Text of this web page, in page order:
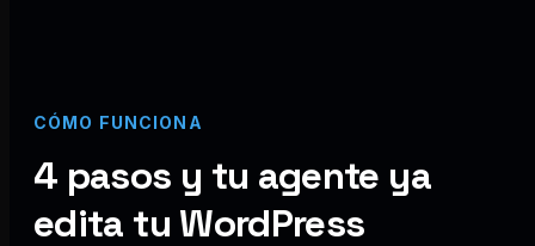
CÓMO FUNCIONA
4 pasos y tu agente ya
edita tu WordPress